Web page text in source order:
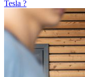
Tesla ?